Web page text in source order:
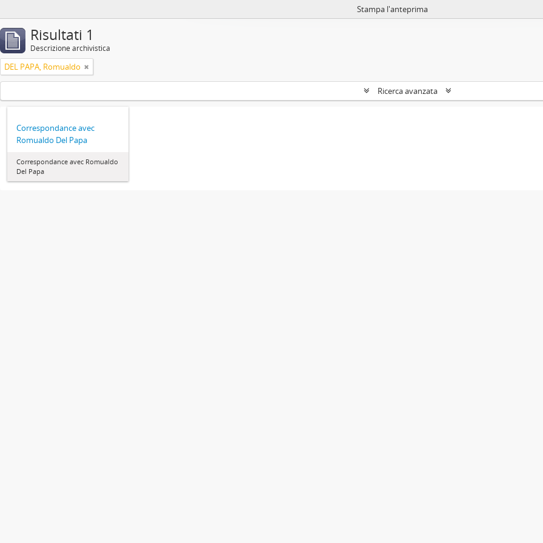
Stampa l'anteprima
Risultati 1
Descrizione archivistica
DEL PAPA, Romualdo
Ricerca avanzata
Correspondance avec
Romualdo Del Papa
Correspondance avec Romualdo
Del Papa